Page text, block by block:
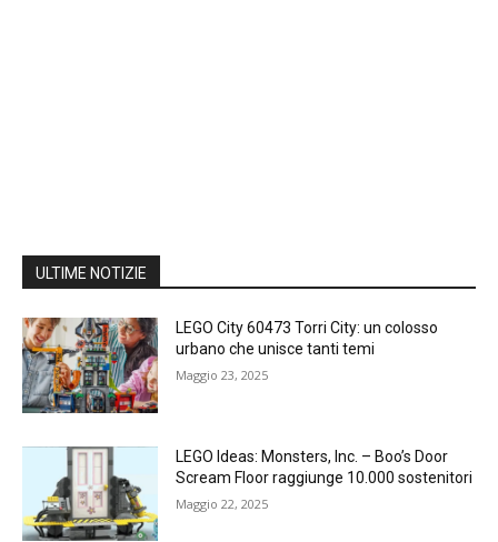
ULTIME NOTIZIE
LEGO City 60473 Torri City: un colosso
urbano che unisce tanti temi
Maggio 23, 2025
LEGO Ideas: Monsters, Inc. – Boo’s Door
Scream Floor raggiunge 10.000 sostenitori
Maggio 22, 2025